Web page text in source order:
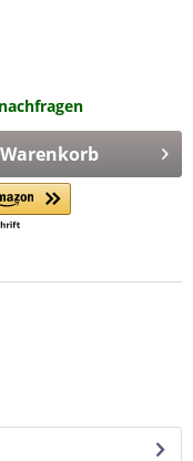
Warenkorb